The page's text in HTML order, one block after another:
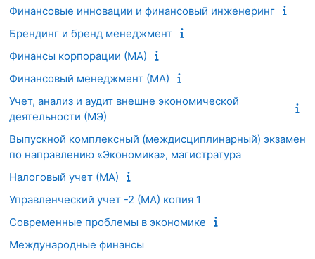
Финансовые инновации и финансовый инженеринг
Брендинг и бренд менеджмент
Финансы корпорации (МА)
Финансовый менеджмент (МА)
Учет, анализ и аудит внешне экономической
деятельности (МЭ)
Выпускной комплексный (междисциплинарный) экзамен
по направлению «Экономика», магистратура
Налоговый учет (МА)
Управленческий учет -2 (МА) копия 1
Современные проблемы в экономике
Международные финансы